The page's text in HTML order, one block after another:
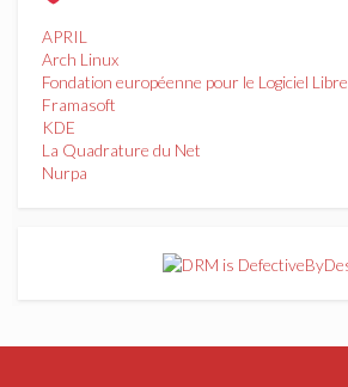
APRIL
Arch Linux
Fondation européenne pour le Logiciel Libre
Framasoft
KDE
La Quadrature du Net
Nurpa